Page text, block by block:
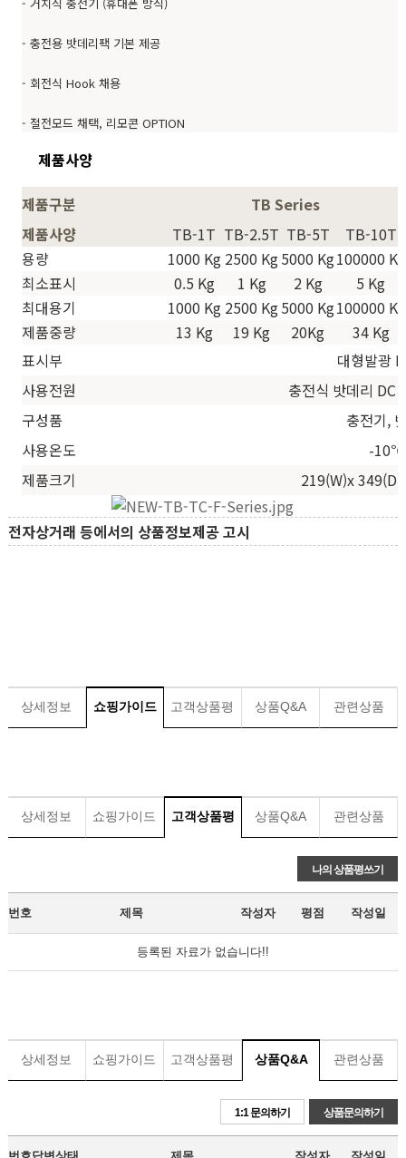
- 충전용 밧데리팩 기본 제공
- 회전식 Hook 채용
- 절전모드 채택, 리모콘 OPTION
제품사양
제품구분
TB Series
제품사양
TB-1T TB-2.5T TB-5T
TB-10T
용량
1000 Kg 2500 Kg5000 Kg100000 Kg
최소표시
0.5 Kg 1 Kg 2 Kg
5 Kg
최대용기
1000 Kg 2500 Kg5000 Kg100000 Kg
제품중량
13 Kg 19 Kg 20Kg
34 Kg
표시부
대형발광
사용전원
충전식 밧데리 DC
구성품
충전기,
사용온도
-
제품크기
219(W)x
전자상거래 등에서의 상품정보제공 고시
상세정보 쇼핑가이드 고객상품평 상품Q&A 관련상품
상세정보 쇼핑가이드 고객상품평 상품Q&A 관련상품
나의 상품평쓰기
번호 제목 작성자 평점 작성일
등록된 자료가 없습니다!!
상세정보 쇼핑가이드 고객상품평 상품Q&A 관련상품
상품문의하기
1:1 문의하기